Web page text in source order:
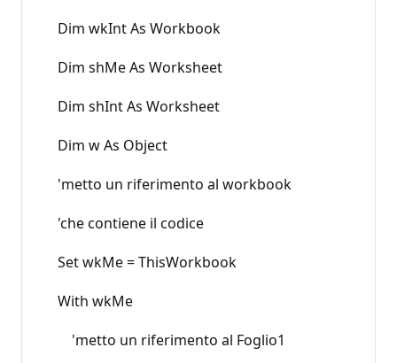
Dim wkInt As Workbook
Dim shMe As Worksheet
Dim shInt As Worksheet
Dim w As Object
'metto un riferimento al workbook
'che contiene il codice
Set wkMe = ThisWorkbook
With wkMe
'metto un riferimento al Foglio1